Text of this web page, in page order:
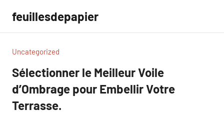
contenu
feuillesdepapier
Uncategorized
Sélectionner le Meilleur Voile
d’Ombrage pour Embellir Votre
Terrasse.